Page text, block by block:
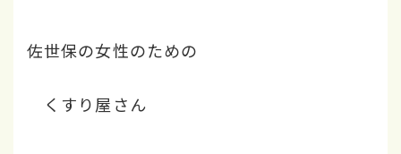
佐世保の女性のための
くすり屋さん